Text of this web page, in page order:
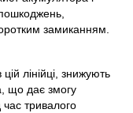
замиканням.
лінійці, знижують
що дає змогу
час тривалого